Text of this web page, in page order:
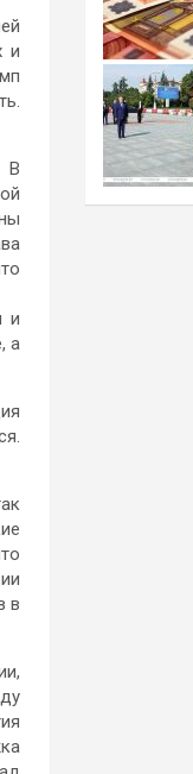
и
В
и
а
в